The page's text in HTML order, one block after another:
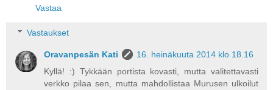
Vastaa
Vastaukset
Oravanpesän Kati
16. heinäkuuta 2014 klo 18.16
Kyllä! :) Tykkään portista kovasti, mutta valitettavasti
verkko pilaa sen, mutta mahdollistaa Murusen ulkoilut